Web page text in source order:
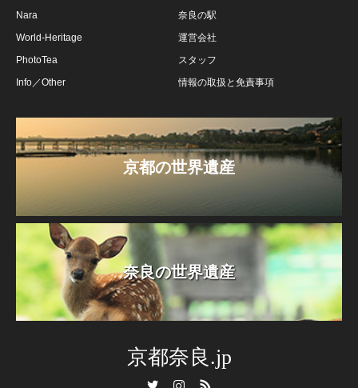
Nara
World-Heritage
PhotoTea
Info／Other
奈良の駅
運営会社
スタッフ
情報の取扱と免責事項
京都の世界遺産
奈良の世界遺産
京都奈良.jp